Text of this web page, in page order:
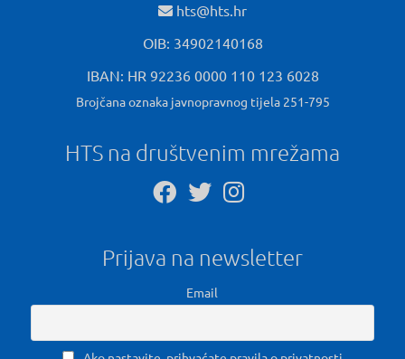
hts@hts.hr
OIB: 34902140168
IBAN: HR 92236 0000 110 123 6028
Brojčana oznaka javnopravnog tijela 251-795
HTS na društvenim mrežama
Prijava na newsletter
Email